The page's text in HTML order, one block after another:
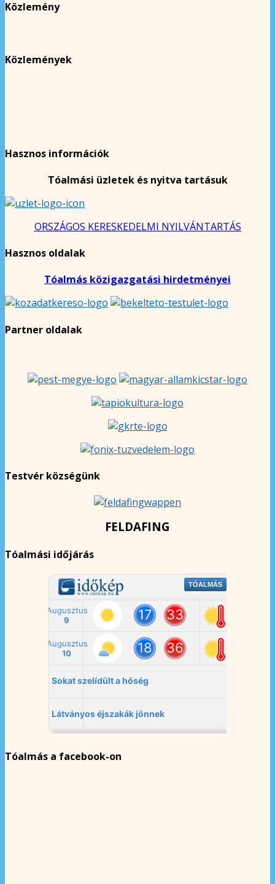
Közlemény
Közlemények
Hasznos információk
Tóalmási üzletek és nyitva tartásuk
ORSZÁGOS KERESKEDELMI NYILVÁNTARTÁS
Hasznos oldalak
Tóalmás közigazgatási hirdetményei
Partner oldalak
Testvér községünk
FELDAFING
Tóalmási időjárás
Tóalmás a facebook-on